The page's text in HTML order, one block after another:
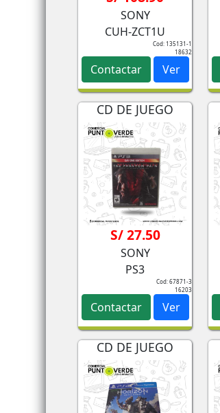
SONY
CUH-ZCT1U
Cod: 135131-1
18632
Contactar Ver
CD DE JUEGO
S/ 27.50
SONY
PS3
Cod: 67871-3
16203
Contactar Ver
CD DE JUEGO